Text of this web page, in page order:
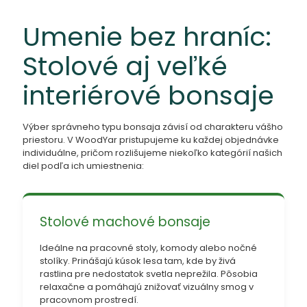
Umenie bez hraníc:
Stolové aj veľké
interiérové bonsaje
Výber správneho typu bonsaja závisí od charakteru vášho
priestoru. V WoodYar pristupujeme ku každej objednávke
individuálne, pričom rozlišujeme niekoľko kategórií našich
diel podľa ich umiestnenia:
Stolové machové bonsaje
Ideálne na pracovné stoly, komody alebo nočné
stolíky. Prinášajú kúsok lesa tam, kde by živá
rastlina pre nedostatok svetla neprežila. Pôsobia
relaxačne a pomáhajú znižovať vizuálny smog v
pracovnom prostredí.